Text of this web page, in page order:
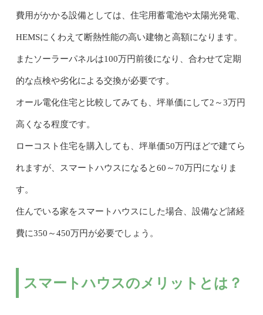
費用がかかる設備としては、住宅用蓄電池や太陽光発電、
HEMSにくわえて断熱性能の高い建物と高額になります。
またソーラーパネルは100万円前後になり、合わせて定期
的な点検や劣化による交換が必要です。
オール電化住宅と比較してみても、坪単価にして2～3万円
高くなる程度です。
ローコスト住宅を購入しても、坪単価50万円ほどで建てら
れますが、スマートハウスになると60～70万円になりま
す。
住んでいる家をスマートハウスにした場合、設備など諸経
費に350～450万円が必要でしょう。
スマートハウスのメリットとは？